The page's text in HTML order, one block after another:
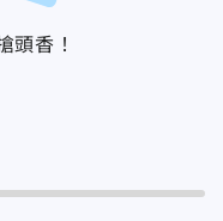
頭香！